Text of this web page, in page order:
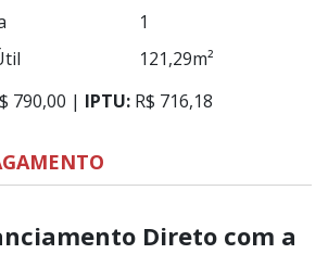
1
121,29m²
790,00 | IPTU: R$ 716,18
Direto com a